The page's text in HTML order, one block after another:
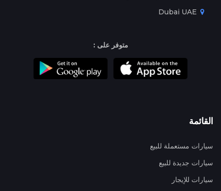
متوفر على :
القائمة
سيارات مستعملة للبيع
سيارات جديدة للبيع
سيارات للإيجار